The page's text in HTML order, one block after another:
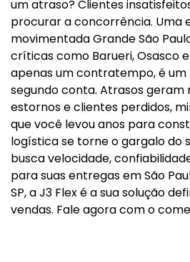
um atraso? Clientes
procurar a concorrência. Uma
movimentada Grande São
críticas como Barueri, Osasco
apenas um contratempo, é um
segundo conta. Atrasos geram
estornos e clientes perdidos,
que você levou anos para
logística se torne o gargalo do
busca velocidade,
para suas entregas em São
SP, a J3 Flex é a sua solução
vendas. Fale agora com o